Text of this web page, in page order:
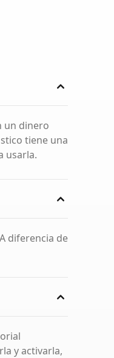
un dinero
tiene una
usarla.
diferencia de
y activarla,